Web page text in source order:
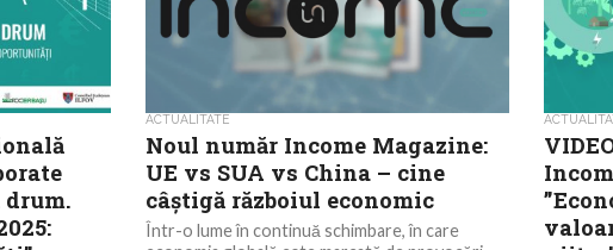
ACTUALITATE
Noul număr Income Magazine:
UE vs SUA vs China – cine
câștigă războiul economic
Într-o lume în continuă schimbare, în care